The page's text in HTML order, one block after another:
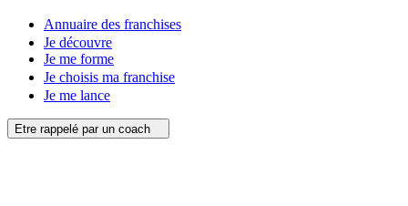
Annuaire des franchises
Je découvre
Je me forme
Je choisis ma franchise
Je me lance
Etre rappelé par un coach